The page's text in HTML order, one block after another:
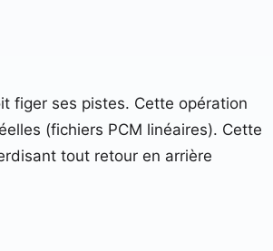
figer ses pistes. Cette opération
(fichiers PCM linéaires). Cette
tout retour en arrière